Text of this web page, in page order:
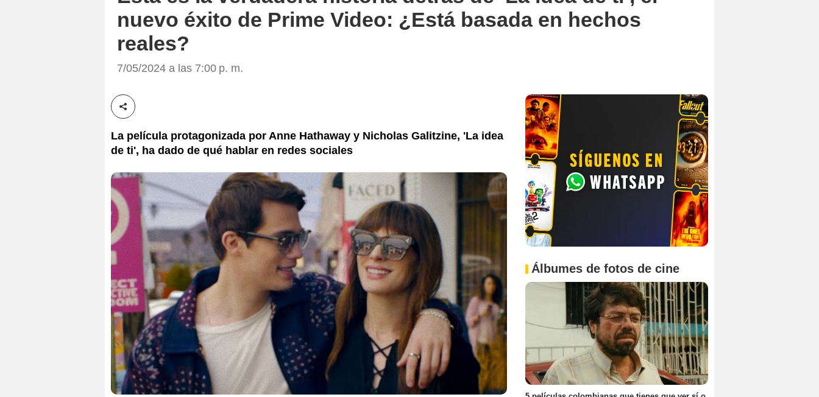
nuevo éxito de Prime Video: ¿Está basada en hechos
reales?
7/05/2024 a las 7:00 p. m.
Compartir esta noticia
La película protagonizada por Anne Hathaway y Nicholas Galitzine, 'La idea
de ti', ha dado de qué hablar en redes sociales
Prime Video
Álbumes de fotos de cine